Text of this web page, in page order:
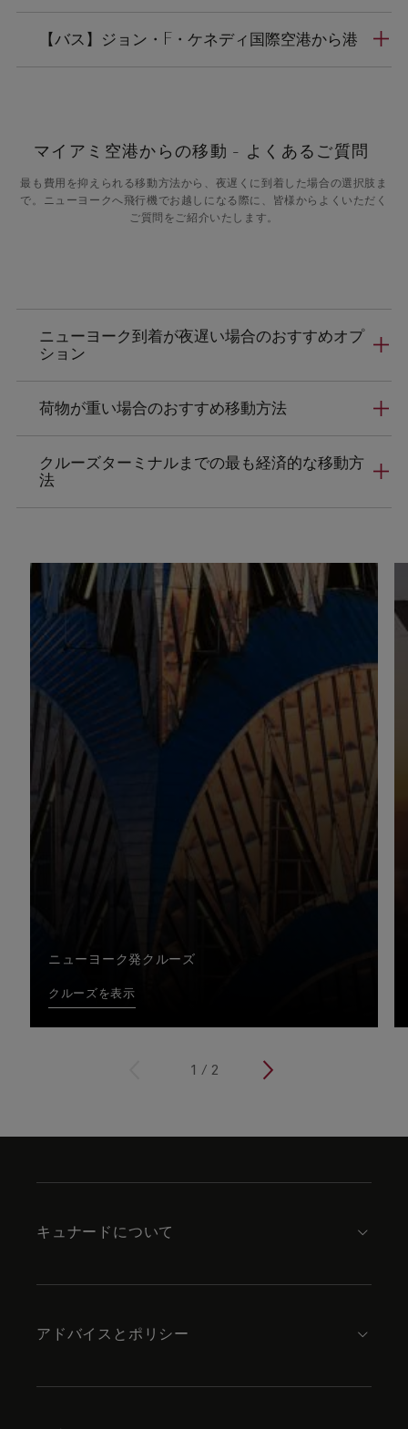
【バス】ジョン・F・ケネディ国際空港から港
マイアミ空港からの移動 - よくあるご質問
最も費用を抑えられる移動方法から、夜遅くに到着した場合の選択肢ま
で。ニューヨークへ飛行機でお越しになる際に、皆様からよくいただく
ご質問をご紹介いたします。
ニューヨーク到着が夜遅い場合のおすすめオプ
ション
荷物が重い場合のおすすめ移動方法
クルーズターミナルまでの最も経済的な移動方
法
ニューヨーク発クルーズ
クルーズを表示
1 / 2 >
キュナードについて
アドバイスとポリシー